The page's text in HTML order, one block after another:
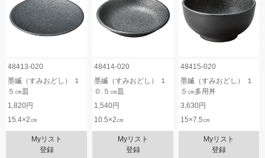
48413-020 48414-020
48415-020
墨縅（すみおどし） １
５㎝皿
墨縅（すみおどし） １
０.５㎝皿
墨縅（すみおどし） １
５㎝多用丼
1,820円
1,540円
3,630円
15.4×2㎝
10.5×2㎝ 15×7.5㎝
Myリスト
登録
Myリスト
登録
Myリスト
登録